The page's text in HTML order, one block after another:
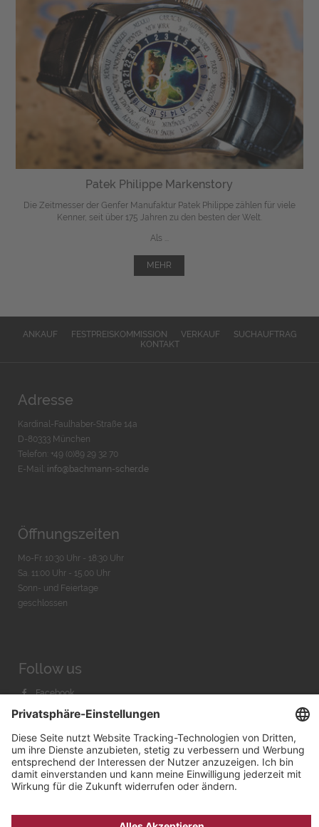
Patek Philippe Markenstory
Die Zeitmesser der Genfer Manufaktur Patek Philippe zählen für viele
Kenner, seit über 175 Jahren zu den besten der Welt.
Als ...
MEHR
ANKAUF FESTPREISKOMMISSION VERKAUF
SUCHAUFTRAG
KONTAKT
Adresse
Kardinal-Faulhaber-Straße 14a
D-80333 München
Telefon: +49 (0)89 29 32 70
E-Mail: info@bachmann-scher.de
Öffnungszeiten
Mo-Fr. 10:30 Uhr - 18:30 Uhr
Sa. 11:00 Uhr - 15.00 Uhr
Sonn- und Feiertage
geschlossen
Follow us
Facebook
Instagram
Youtube